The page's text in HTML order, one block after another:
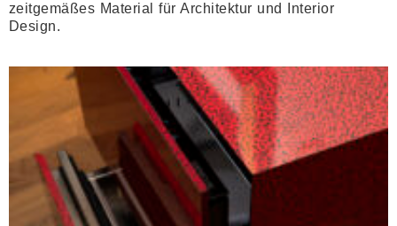
zeitgemäßes Material für Architektur und Interior
Design.